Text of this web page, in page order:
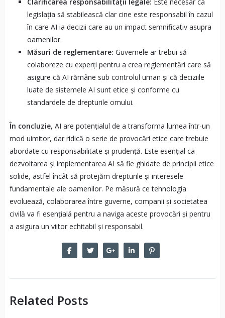
legislația să stabilească clar cine este responsabil în cazul
în care AI ia decizii care au un impact semnificativ asupra
oamenilor.
Măsuri de reglementare: Guvernele ar trebui să
colaboreze cu experți pentru a crea reglementări care să
asigure că AI rămâne sub controlul uman și că deciziile
luate de sistemele AI sunt etice și conforme cu
standardele de drepturile omului.
În concluzie, AI are potențialul de a transforma lumea într-un
mod uimitor, dar ridică o serie de provocări etice care trebuie
abordate cu responsabilitate și prudență. Este esențial ca
dezvoltarea și implementarea AI să fie ghidate de principii etice
solide, astfel încât să protejăm drepturile și interesele
fundamentale ale oamenilor. Pe măsură ce tehnologia
evoluează, colaborarea între guverne, companii și societatea
civilă va fi esențială pentru a naviga aceste provocări și pentru
a asigura un viitor echitabil și responsabil.
Related Posts